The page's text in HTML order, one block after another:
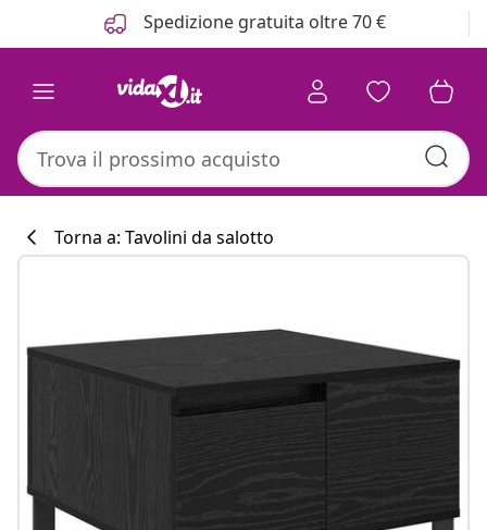
Spedizione gratuita oltre 70 €
Torna a: Tavolini da salotto